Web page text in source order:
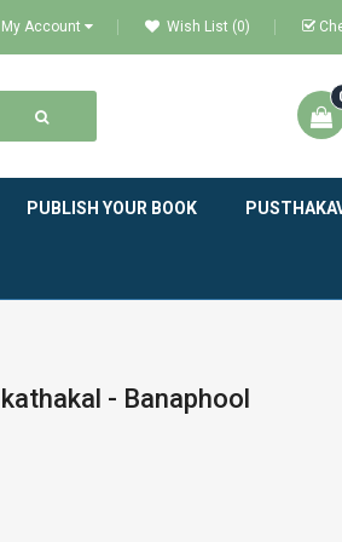
My Account Wish List (0)
PUBLISH YOUR BOOK
- Banaphool